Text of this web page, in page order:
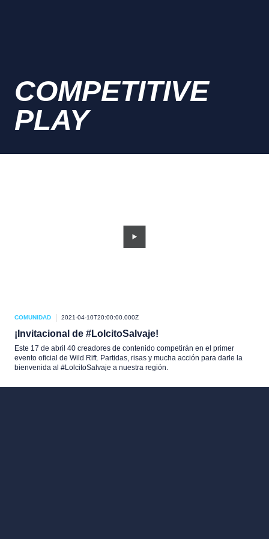
COMPETITIVE
PLAY
COMUNIDAD 2021-04-10T20:00:00.000Z
¡Invitacional de #LolcitoSalvaje!
Este 17 de abril 40 creadores de contenido competirán en el primer
evento oficial de Wild Rift. Partidas, risas y mucha acción para darle la
bienvenida al #LolcitoSalvaje a nuestra región.